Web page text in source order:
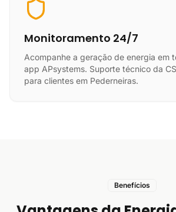
Monitoramento 24/7
Acompanhe a geração de energia em
app APsystems. Suporte técnico da
para clientes em Pederneiras.
Benefícios